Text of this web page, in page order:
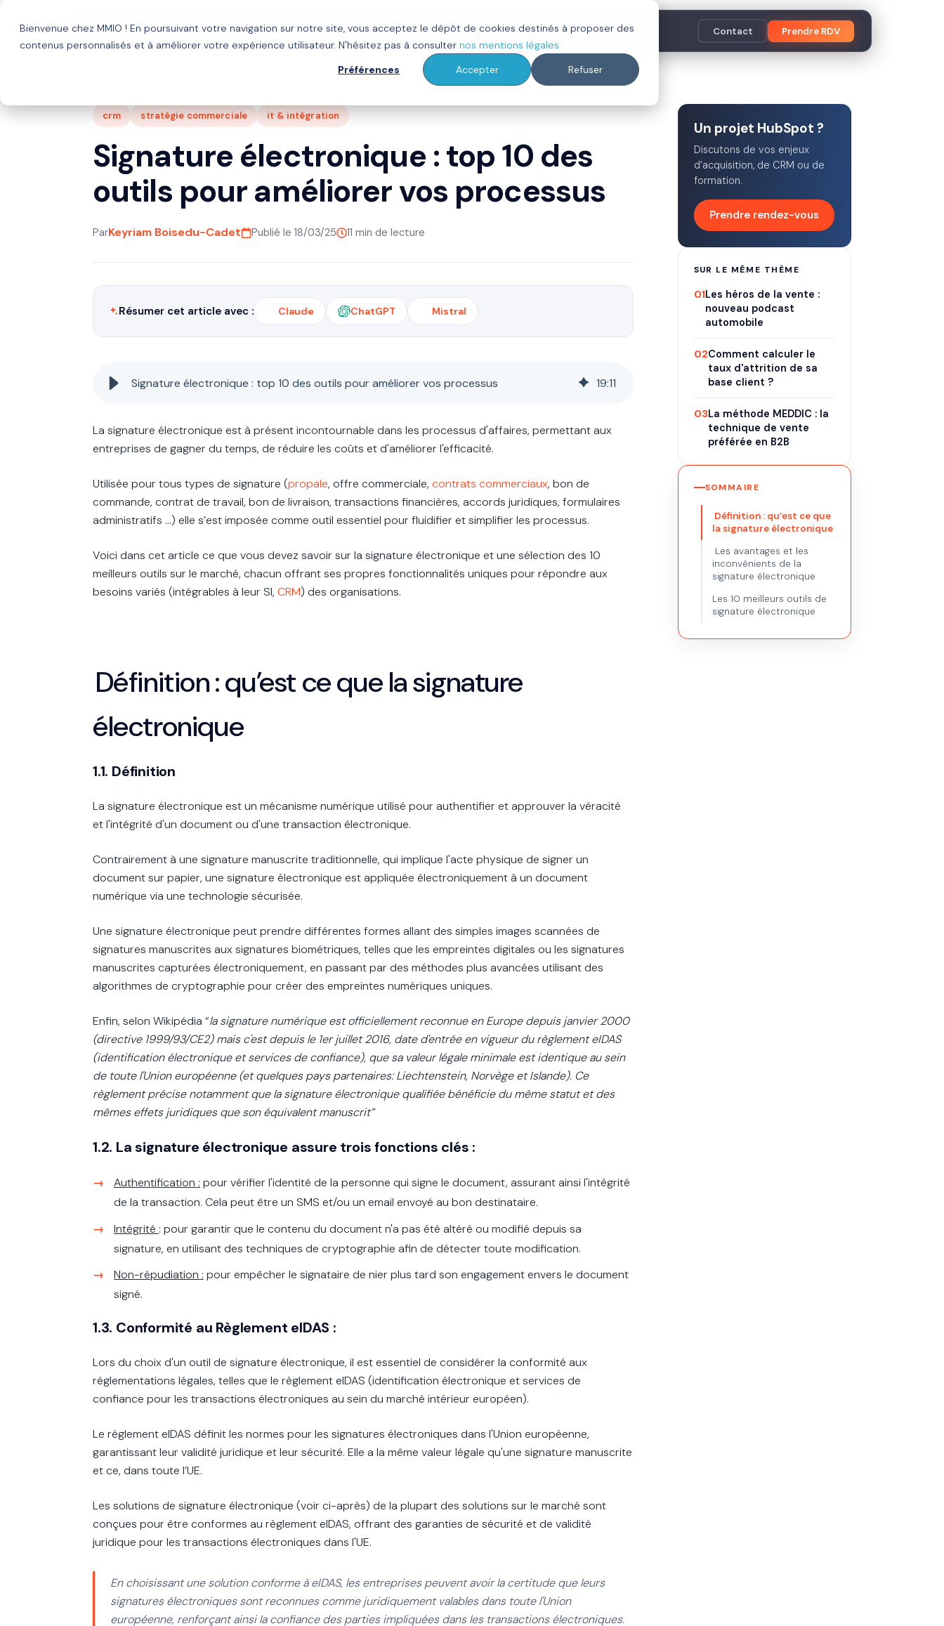
Bienvenue chez MMIO ! En poursuivant votre navigation sur notre site, vous acceptez le dépôt de cookies destinés à proposer des
contenus personnalisés et à améliorer votre expérience utilisateur. N'hésitez pas à consulter nos mentions légales
Préférences
Accepter Refuser
Solutions Agence HubSpot Clients À propos Ressources Contact Prendre RDV
crm stratégie commerciale it & intégration
Signature électronique : top 10 des
outils pour améliorer vos processus
ParKeyriam Boisedu-Cadet Publié le 18/03/25 11 min de lecture
Résumer cet article avec : Claude ChatGPT Mistral
Signature électronique : top 10 des outils pour améliorer vos processus 19:11
La signature électronique est à présent incontournable dans les processus d'affaires, permettant aux
entreprises de gagner du temps, de réduire les coûts et d'améliorer l'efficacité.
Utilisée pour tous types de signature (propale, offre commerciale, contrats commerciaux, bon de
commande, contrat de travail, bon de livraison, transactions financières, accords juridiques, formulaires
administratifs …) elle s’est imposée comme outil essentiel pour fluidifier et simplifier les processus.
Voici dans cet article ce que vous devez savoir sur la signature électronique et une sélection des 10
meilleurs outils sur le marché, chacun offrant ses propres fonctionnalités uniques pour répondre aux
besoins variés (intégrables à leur SI, CRM) des organisations.
Définition : qu’est ce que la signature
électronique
1.1. Définition
La signature électronique est un mécanisme numérique utilisé pour authentifier et approuver la véracité
et l'intégrité d'un document ou d'une transaction électronique.
Contrairement à une signature manuscrite traditionnelle, qui implique l'acte physique de signer un
document sur papier, une signature électronique est appliquée électroniquement à un document
numérique via une technologie sécurisée.
Une signature électronique peut prendre différentes formes allant des simples images scannées de
signatures manuscrites aux signatures biométriques, telles que les empreintes digitales ou les signatures
manuscrites capturées électroniquement, en passant par des méthodes plus avancées utilisant des
algorithmes de cryptographie pour créer des empreintes numériques uniques.
Enfin, selon Wikipédia “la signature numérique est officiellement reconnue en Europe depuis janvier 2000
(directive 1999/93/CE2) mais c'est depuis le 1er juillet 2016, date d'entrée en vigueur du règlement eIDAS
(identification électronique et services de confiance), que sa valeur légale minimale est identique au sein
de toute l'Union européenne (et quelques pays partenaires: Liechtenstein, Norvège et Islande). Ce
règlement précise notamment que la signature électronique qualifiée bénéficie du même statut et des
mêmes effets juridiques que son équivalent manuscrit”
1.2. La signature électronique assure trois fonctions clés :
Authentification : pour vérifier l'identité de la personne qui signe le document, assurant ainsi l'intégrité
de la transaction. Cela peut être un SMS et/ou un email envoyé au bon destinataire.
Intégrité : pour garantir que le contenu du document n'a pas été altéré ou modifié depuis sa
signature, en utilisant des techniques de cryptographie afin de détecter toute modification.
Non-répudiation : pour empêcher le signataire de nier plus tard son engagement envers le document
signé.
1.3. Conformité au Règlement eIDAS :
Lors du choix d'un outil de signature électronique, il est essentiel de considérer la conformité aux
réglementations légales, telles que le règlement eIDAS (identification électronique et services de
confiance pour les transactions électroniques au sein du marché intérieur européen).
Le règlement eIDAS définit les normes pour les signatures électroniques dans l'Union européenne,
garantissant leur validité juridique et leur sécurité. Elle a la même valeur légale qu'une signature manuscrite
et ce, dans toute l’UE.
Les solutions de signature électronique (voir ci-après) de la plupart des solutions sur le marché sont
conçues pour être conformes au règlement eIDAS, offrant des garanties de sécurité et de validité
juridique pour les transactions électroniques dans l'UE.
En choisissant une solution conforme à eIDAS, les entreprises peuvent avoir la certitude que leurs
signatures électroniques sont reconnues comme juridiquement valables dans toute l'Union
européenne, renforçant ainsi la confiance des parties impliquées dans les transactions électroniques.
Un projet HubSpot ?
Discutons de vos enjeux
d’acquisition, de CRM ou de
formation.
Prendre rendez-vous
SUR LE MÊME THÈME
01Les héros de la vente :
nouveau podcast
automobile
02Comment calculer le
taux d'attrition de sa
base client ?
03La méthode MEDDIC : la
technique de vente
préférée en B2B
SOMMAIRE
Définition : qu’est ce que
la signature électronique
Les avantages et les
inconvénients de la
signature électronique
Les 10 meilleurs outils de
signature électronique